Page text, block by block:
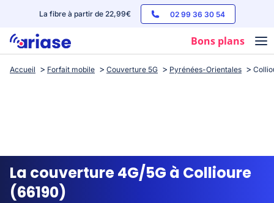
La fibre à partir de 22,99€ 02 99 36 30 54
Bons plans
Box internet
Streaming
Accueil Forfait mobile Couverture 5G Pyrénées-Orientales
La couverture 4G/5G à Collioure
(66190)